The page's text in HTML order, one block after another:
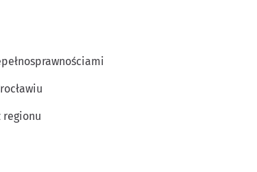
regionu